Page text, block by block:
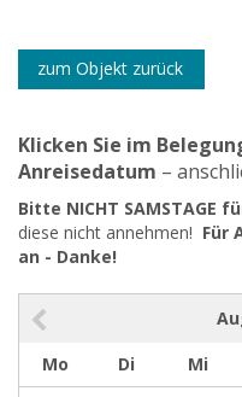
zum Objekt zurück
Klicken Sie im
Anreisedatum –
Bitte NICHT SAMSTAGE
diese nicht annehmen! Für
an - Danke!
Mo
Di Mi